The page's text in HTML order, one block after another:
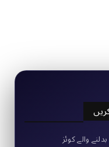
والے کوئز